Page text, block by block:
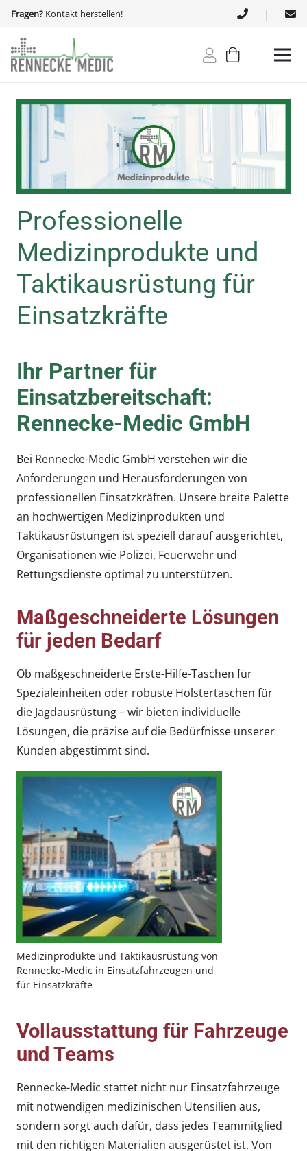
Fragen? Kontakt herstellen! |
Professionelle
Medizinprodukte und
Taktikausrüstung für
Einsatzkräfte
Ihr Partner für
Einsatzbereitschaft:
Rennecke-Medic GmbH
Bei Rennecke-Medic GmbH verstehen wir die
Anforderungen und Herausforderungen von
professionellen Einsatzkräften. Unsere breite Palette
an hochwertigen Medizinprodukten und
Taktikausrüstungen ist speziell darauf ausgerichtet,
Organisationen wie Polizei, Feuerwehr und
Rettungsdienste optimal zu unterstützen.
Maßgeschneiderte Lösungen
für jeden Bedarf
Ob maßgeschneiderte Erste-Hilfe-Taschen für
Spezialeinheiten oder robuste Holstertaschen für
die Jagdausrüstung – wir bieten individuelle
Lösungen, die präzise auf die Bedürfnisse unserer
Kunden abgestimmt sind.
Medizinprodukte und Taktikausrüstung von
Rennecke-Medic in Einsatzfahrzeugen und
für Einsatzkräfte
Vollausstattung für Fahrzeuge
und Teams
Rennecke-Medic stattet nicht nur Einsatzfahrzeuge
mit notwendigen medizinischen Utensilien aus,
sondern sorgt auch dafür, dass jedes Teammitglied
mit den richtigen Materialien ausgerüstet ist. Von